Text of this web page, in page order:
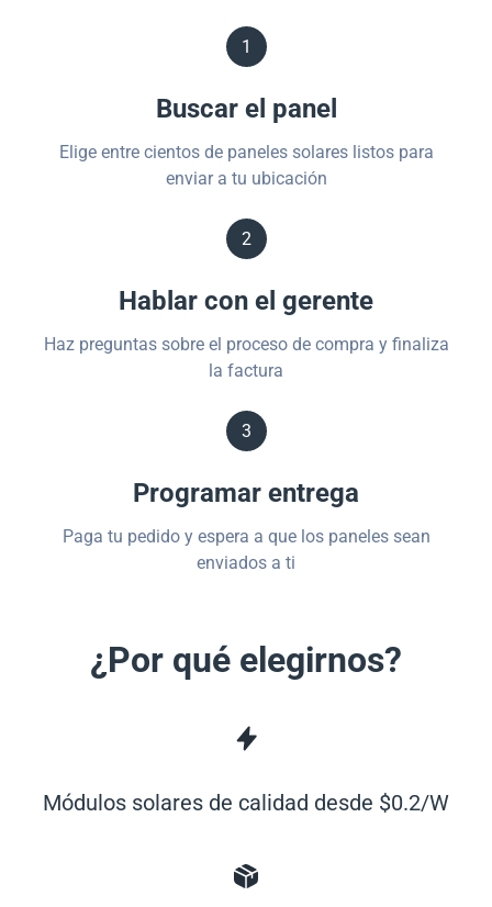
1
Buscar el panel
Elige entre cientos de paneles solares listos para
enviar a tu ubicación
2
Hablar con el gerente
Haz preguntas sobre el proceso de compra y finaliza
la factura
3
Programar entrega
Paga tu pedido y espera a que los paneles sean
enviados a ti
¿Por qué elegirnos?
Módulos solares de calidad desde $0.2/W